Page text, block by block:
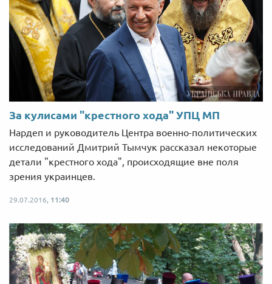
За кулисами "крестного хода" УПЦ МП
Нардеп и руководитель Центра военно-политических
исследований Дмитрий Тымчук рассказал некоторые
детали "крестного хода", происходящие вне поля
зрения украинцев.
29.07.2016, 11:40